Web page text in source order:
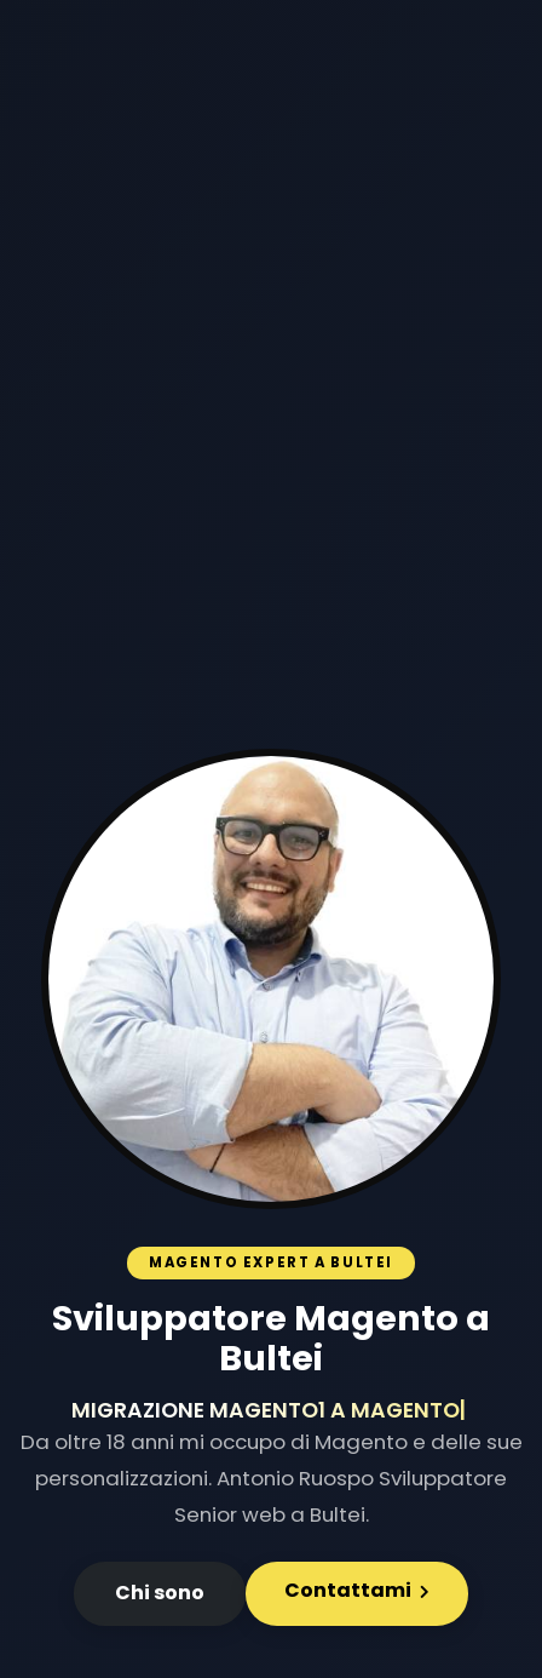
MAGENTO EXPERT A BULTEI
Sviluppatore Magento a
Bultei
MIGRAZIONE MAGENTO1 A MAG|
Da oltre 18 anni mi occupo di Magento e delle sue
personalizzazioni. Antonio Ruospo Sviluppatore
Senior web a Bultei.
Chi sono Contattami